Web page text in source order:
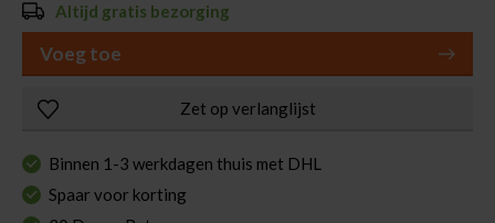
Altijd gratis bezorging
Voeg toe
Zet op verlanglijst
Binnen 1-3 werkdagen thuis met DHL
Spaar voor korting